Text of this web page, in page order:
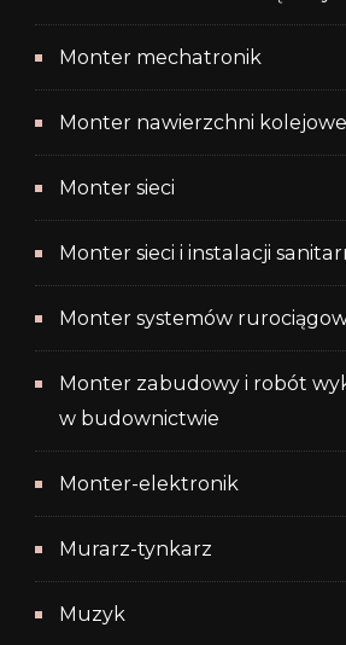
Monter mechatronik
Monter nawierzchni
Monter sieci
Monter sieci i instalacji
Monter systemów
Monter zabudowy i robót
w budownictwie
Monter-elektronik
Murarz-tynkarz
Muzyk